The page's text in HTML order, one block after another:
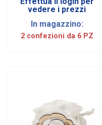
vedere i prezzi
In magazzino:
2 confezioni da 6 PZ